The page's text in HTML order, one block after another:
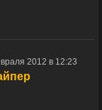
2012 в 12:23